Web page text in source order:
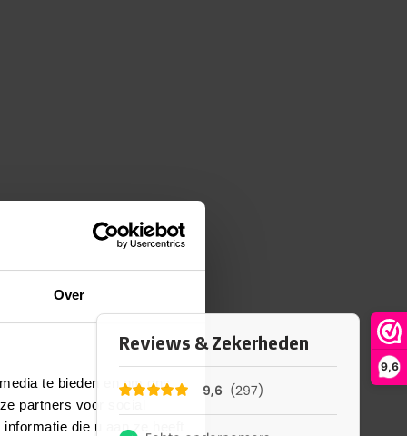
Over
te bieden en om ons
partners voor social
die u aan ze heeft
9,6